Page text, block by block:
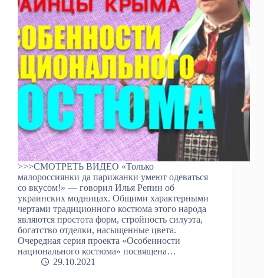
>>>СМОТРЕТЬ ВИДЕО «Только
малороссиянки да парижанки умеют одеваться
со вкусом!» — говорил Илья Репин об
украинских модницах. Общими характерными
чертами традиционного костюма этого народа
являются простота форм, стройность силуэта,
богатство отделки, насыщенные цвета.
Очередная серия проекта «Особенности
национального костюма» посвящена…
29.10.2021